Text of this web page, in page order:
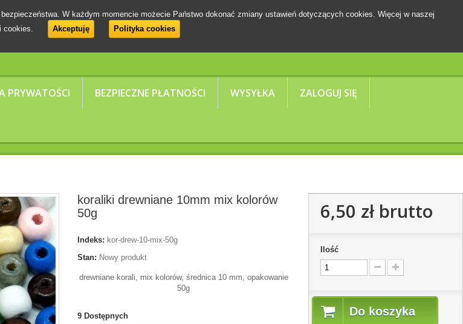
PRYWATOŚCI BEZPIECZNE PŁATNOŚCI WYSYŁKA ZALOGUJ SIĘ
W każdym momencie możecie Państwo dokonać zmiany ustawień dotyczących cookies. Więcej w naszej
cookies.
Akceptuję Polityka cookies
koraliki drewniane 10mm mix kolorów
50g
Indeks: kor-drew-10-mix-50g
Stan: Nowy produkt
drewniane korali, mix kolorów, średnica 10 mm, opakowanie
50g
9 Dostępnych
6,50 złbrutto
Ilość
Do koszyka